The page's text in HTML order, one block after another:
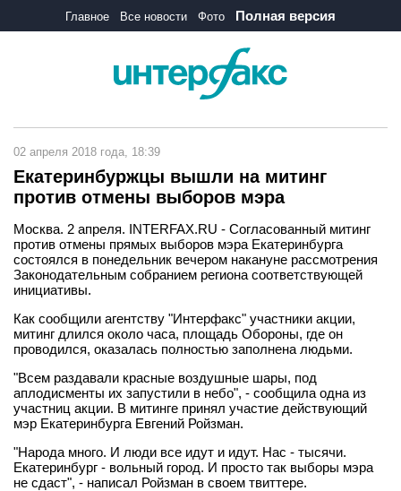
Главное Все новости Фото Полная версия
02 апреля 2018 года, 18:39
Екатеринбуржцы вышли на митинг
против отмены выборов мэра
Москва. 2 апреля. INTERFAX.RU - Согласованный митинг
против отмены прямых выборов мэра Екатеринбурга
состоялся в понедельник вечером накануне рассмотрения
Законодательным собранием региона соответствующей
инициативы.
Как сообщили агентству "Интерфакс" участники акции,
митинг длился около часа, площадь Обороны, где он
проводился, оказалась полностью заполнена людьми.
"Всем раздавали красные воздушные шары, под
аплодисменты их запустили в небо", - сообщила одна из
участниц акции. В митинге принял участие действующий
мэр Екатеринбурга Евгений Ройзман.
"Народа много. И люди все идут и идут. Нас - тысячи.
Екатеринбург - вольный город. И просто так выборы мэра
не сдаст", - написал Ройзман в своем твиттере.